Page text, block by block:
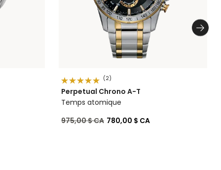
(2)
Perpetual Chrono A-T
Temps atomique
Prix réduit de
975,00 $ CAà780,00 $ CA